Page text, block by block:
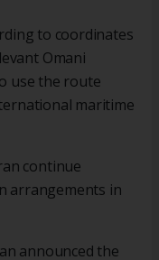
to coordinates
Omani
use the route
maritime
continue
arrangements in
announced the